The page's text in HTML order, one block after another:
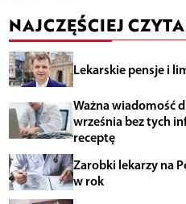
NAJCZĘŚCIEJ
Lekarskie pensje i
Ważna wiadomość
września bez tych
receptę
Zarobki lekarzy na
w rok